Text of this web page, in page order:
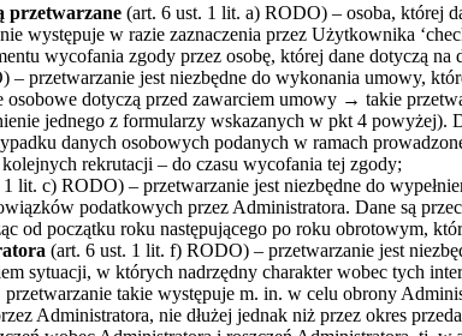
przetwarzane (art. 6 ust. 1 lit. a) RODO) – osoba, której
w razie zaznaczenia przez Użytkownika
wycofania zgody przez osobę, której dane dotyczą na
przetwarzanie jest niezbędne do wykonania umowy,
osobowe dotyczą przed zawarciem umowy → takie
jednego z formularzy wskazanych w pkt 4
danych osobowych podanych w ramach
rekrutacji – do czasu wycofania tej zgody;
1 lit. c) RODO) – przetwarzanie jest niezbędne do
podatkowych przez Administratora. Dane są
od początku roku następującego po roku obrotowym,
(art. 6 ust. 1 lit. f) RODO) – przetwarzanie jest
sytuacji, w których nadrzędny charakter wobec tych
takie występuje m. in. w celu obrony
Administratora, nie dłużej jednak niż przez okres